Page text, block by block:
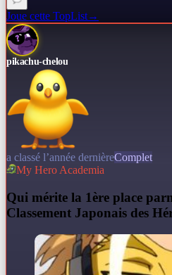
Joue cette TopList→
pikachu-chelou
a classé l’année dernièreComplet
My Hero Academia
Qui mérite la 1ère place
Classement Japonais des